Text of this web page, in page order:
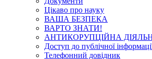
Цікаво про науку
ВАША БЕЗПЕКА
ВАРТО ЗНАТИ!
АНТИКОРУПЦІЙНА
Доступ до публічної
Телефонний довідник